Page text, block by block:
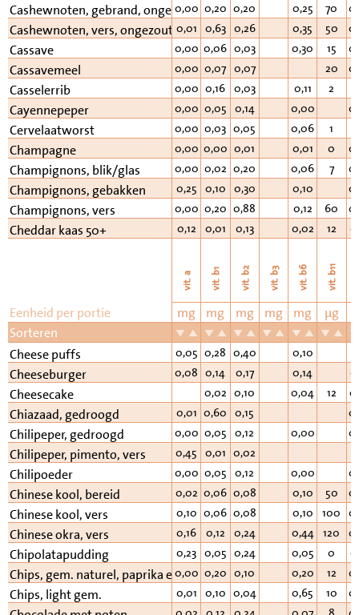
Cashewnoten, gebrand, ongezouten
0,00 0,20 0,20 0,25 70
Cashewnoten, vers, ongezouten0,01 0,63 0,26 0,35 50
Cassave 0,00 0,06 0,03 0,30 15
Cassavemeel 0,00 0,07 0,07 20
Casselerrib 0,00 0,16 0,03 0,11 2
Cayennepeper 0,00 0,05 0,14 0,00
Cervelaatworst 0,00 0,03 0,05 0,06 1
Champagne 0,00 0,00 0,01 0,01 0
Champignons, blik/glas 0,00 0,02 0,20 0,06 7
Champignons, gebakken 0,25 0,10 0,30 0,10
Champignons, vers 0,00 0,20 0,88 0,12 60
Cheddar kaas 50+ 0,12 0,01 0,13 0,02 12
vit. a vit. b1 vit. b2 vit. b3 vit. b6 vit. b11
Eenheid per portie mg mg mg mg mg µg
Sorteren
Cheese puffs
0,05 0,28 0,40 0,10
Cheeseburger 0,08 0,14 0,17 0,14
Cheesecake 0,02 0,10 0,04 12
Chiazaad, gedroogd 0,01 0,60 0,15
Chilipeper, gedroogd 0,00 0,05 0,12 0,00
Chilipeper, pimento, vers 0,45 0,01 0,02
Chilipoeder 0,00 0,05 0,12 0,00
Chinese kool, bereid 0,02 0,06 0,08 0,10 50
Chinese kool, vers 0,10 0,06 0,08 0,10 100
Chinese okra, vers 0,16 0,12 0,24 0,44 120
Chipolatapudding 0,23 0,05 0,24 0,05 0
Chips, gem. naturel, paprika e.d.0,00 0,20 0,10 0,20 12
Chips, light gem. 0,01 0,10 0,04 0,65 10